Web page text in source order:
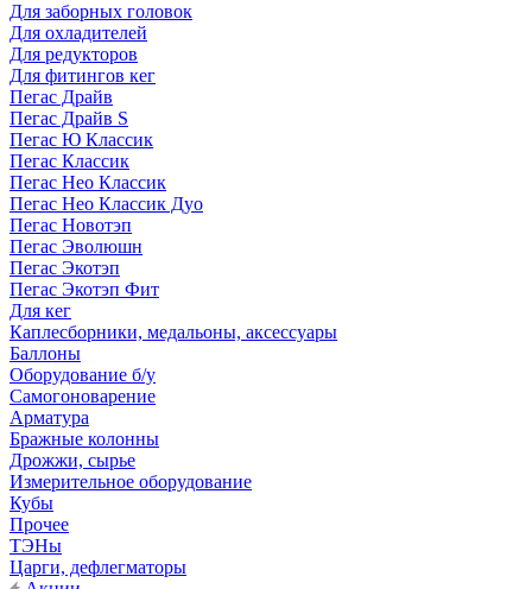
Для заборных головок
Для охладителей
Для редукторов
Для фитингов кег
Пегас Драйв
Пегас Драйв S
Пегас Ю Классик
Пегас Классик
Пегас Нео Классик
Пегас Нео Классик Дуо
Пегас Новотэп
Пегас Эволюшн
Пегас Экотэп
Пегас Экотэп Фит
Для кег
Каплесборники, медальоны, аксессуары
Баллоны
Оборудование б/у
Самогоноварение
Арматура
Бражные колонны
Дрожжи, сырье
Измерительное оборудование
Кубы
Прочее
ТЭНы
Царги, дефлегматоры